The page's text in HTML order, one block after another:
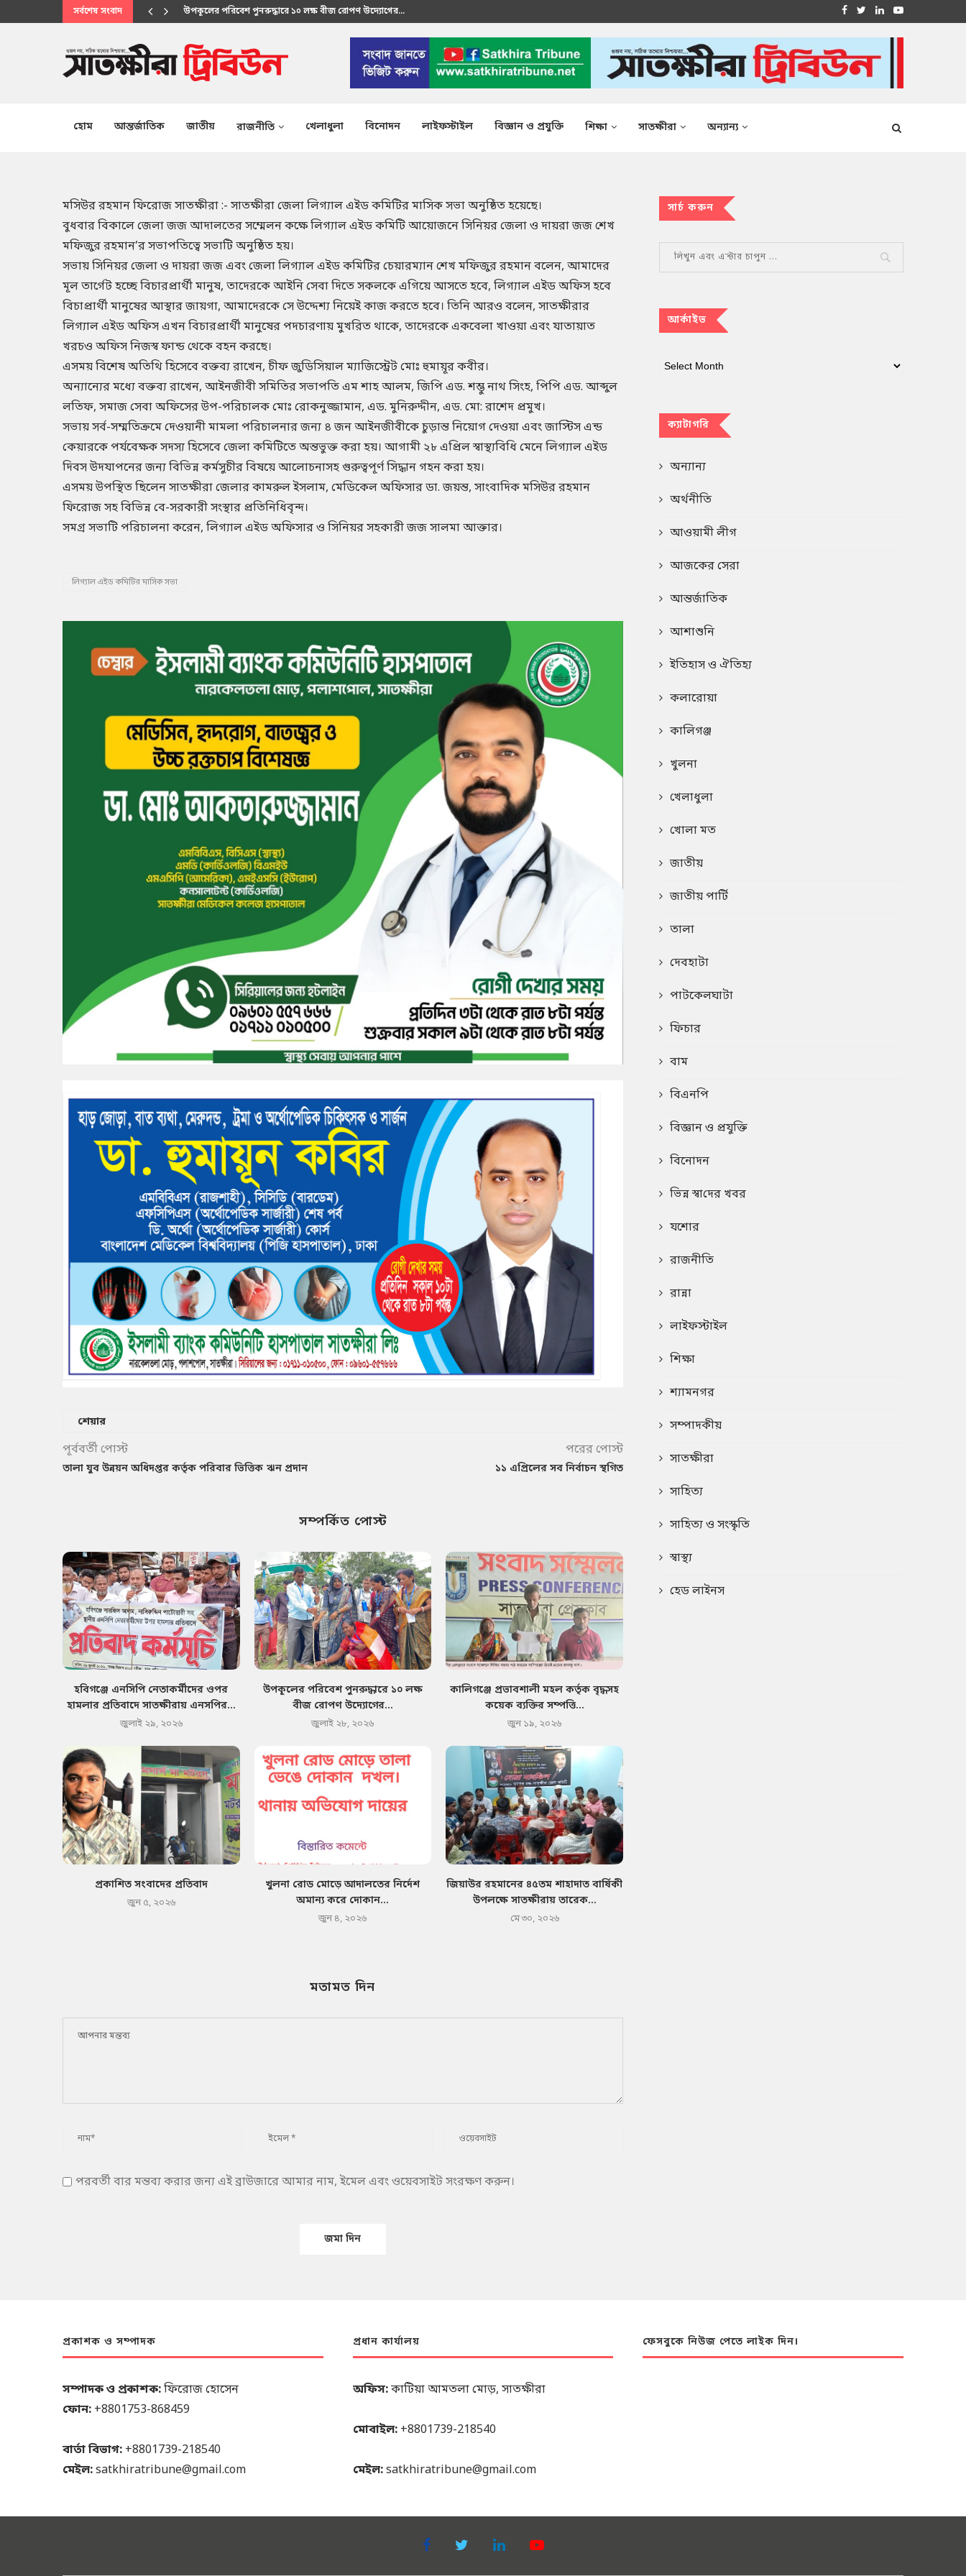
সর্বশেষ সংবাদ মানবিক সেবায় উপকূলবাসীর আস্থার প্রতীক এস এম শাকির...
হোম আন্তর্জাতিক জাতীয় রাজনীতি খেলাধুলা বিনোদন লাইফস্টাইল বিজ্ঞান ও প্রযুক্তি শিক্ষা সাতক্ষীরা অন্যান্য
মসিউর রহমান ফিরোজ সাতক্ষীরা :- সাতক্ষীরা জেলা লিগ্যাল এইড কমিটির মাসিক সভা অনুষ্ঠিত হয়েছে।
বুধবার বিকালে জেলা জজ আদালতের সম্মেলন কক্ষে লিগ্যাল এইড কমিটি আয়োজনে সিনিয়র জেলা ও দায়রা জজ শেখ
মফিজুর রহমান’র সভাপতিত্বে সভাটি অনুষ্ঠিত হয়।
সভায় সিনিয়র জেলা ও দায়রা জজ এবং জেলা লিগ্যাল এইড কমিটির চেয়ারম্যান শেখ মফিজুর রহমান বলেন, আমাদের
মূল তার্গেট হচ্ছে বিচারপ্রার্থী মানুষ, তাদেরকে আইনি সেবা দিতে সকলকে এগিয়ে আসতে হবে, লিগ্যাল এইড অফিস হবে
বিচাপ্রার্থী মানুষের আস্থার জায়গা, আমাদেরকে সে উদ্দেশ্য নিয়েই কাজ করতে হবে। তিনি আরও বলেন, সাতক্ষীরার
লিগ্যাল এইড অফিস এখন বিচারপ্রার্থী মানুষের পদচারণায় মুখরিত থাকে, তাদেরকে একবেলা খাওয়া এবং যাতায়াত
খরচও অফিস নিজস্ব ফান্ড থেকে বহন করছে।
এসময় বিশেষ অতিথি হিসেবে বক্তব্য রাখেন, চীফ জুডিসিয়াল ম্যাজিস্ট্রেট মোঃ হুমায়ূর কবীর।
অন্যান্যের মধ্যে বক্তব্য রাখেন, আইনজীবী সমিতির সভাপতি এম শাহ আলম, জিপি এড. শম্ভু নাথ সিংহ, পিপি এড. আব্দুল
লতিফ, সমাজ সেবা অফিসের উপ-পরিচালক মোঃ রোকনুজ্জামান, এড. মুনিরুদ্দীন, এড. মো: রাশেদ প্রমুখ।
সভায় সর্ব-সম্মতিক্রমে দেওয়ানী মামলা পরিচালনার জন্য ৪ জন আইনজীবীকে চুড়ান্ত নিয়োগ দেওয়া এবং জাস্টিস এন্ড
কেয়ারকে পর্যবেক্ষক সদস্য হিসেবে জেলা কমিটিতে অন্তভুক্ত করা হয়। আগামী ২৮ এপ্রিল স্বাস্থ্যবিধি মেনে লিগ্যাল এইড
দিবস উদযাপনের জন্য বিভিন্ন কর্মসুচীর বিষয়ে আলোচনাসহ গুরুত্বপূর্ণ সিদ্ধান গহন করা হয়।
এসময় উপস্থিত ছিলেন সাতক্ষীরা জেলার কামরুল ইসলাম, মেডিকেল অফিসার ডা. জয়ন্ত, সাংবাদিক মসিউর রহমান
ফিরোজ সহ বিভিন্ন বে-সরকারী সংস্থার প্রতিনিধিবৃন্দ।
সমগ্র সভাটি পরিচালনা করেন, লিগ্যাল এইড অফিসার ও সিনিয়র সহকারী জজ সালমা আক্তার।
লিগ্যাল এইড কমিটির মাসিক সভা
শেয়ার
পূর্ববর্তী পোস্ট
তালা যুব উন্নয়ন অধিদপ্তর কর্তৃক পরিবার ভিত্তিক ঋন প্রদান
পরের পোস্ট
১১ এপ্রিলের সব নির্বাচন স্থগিত
সম্পর্কিত পোস্ট
হবিগঞ্জে এনসিপি নেতাকর্মীদের ওপর
হামলার প্রতিবাদে সাতক্ষীরায় এনসপির...
জুলাই ২৯, ২০২৬
উপকূলের পরিবেশ পুনরুদ্ধারে ১০ লক্ষ
বীজ রোপণ উদ্যোগের...
জুলাই ২৮, ২০২৬
কালিগঞ্জে প্রভাবশালী মহল কর্তৃক বৃদ্ধসহ
কয়েক ব্যক্তির সম্পত্তি...
জুন ১৯, ২০২৬
প্রকাশিত সংবাদের প্রতিবাদ
জুন ৫, ২০২৬
খুলনা রোড মোড়ে আদালতের নির্দেশ
অমান্য করে দোকান...
জুন ৪, ২০২৬
জিয়াউর রহমানের ৪৫তম শাহাদাত বার্ষিকী
উপলক্ষে সাতক্ষীরায় তারেক...
মে ৩০, ২০২৬
মতামত দিন
পরবর্তী বার মন্তব্য করার জন্য এই ব্রাউজারে আমার নাম, ইমেল এবং ওয়েবসাইট সংরক্ষণ করুন।
সার্চ করুন
আর্কাইভ
ক্যাটাগরি
অন্যান্য
অর্থনীতি
আওয়ামী লীগ
আজকের সেরা
আন্তর্জাতিক
আশাশুনি
ইতিহাস ও ঐতিহ্য
কলারোয়া
কালিগঞ্জ
খুলনা
খেলাধুলা
খোলা মত
জাতীয়
জাতীয় পার্টি
তালা
দেবহাটা
পাটকেলঘাটা
ফিচার
বাম
বিএনপি
বিজ্ঞান ও প্রযুক্তি
বিনোদন
ভিন্ন স্বা‌দের খবর
যশোর
রাজনীতি
রান্না
লাইফস্টাইল
শিক্ষা
শ্যামনগর
সম্পাদকীয়
সাতক্ষীরা
সাহিত্য
সাহিত্য ও সংস্কৃতি
স্বাস্থ্য
হেড লাইনস
প্রকাশক ও সম্পাদক
সম্পাদক ও প্রকাশক:ফিরোজ হোসেন
ফোন: +8801753-868459
বার্তা বিভাগ: +8801739-218540
মেইল:satkhiratribune@gmail.com
প্রধান কার্যালয়
অফিস:কাটিয়া আমতলা মোড়, সাতক্ষীরা
মোবাইল: +8801739-218540
মেইল:satkhiratribune@gmail.com
ফেসবুকে নিউজ পেতে লাইক দিন।